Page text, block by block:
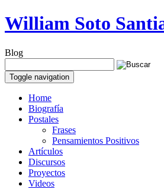
William Soto
Blog
Toggle navigation
Home
Biografía
Postales
Frases
Pensamientos Positivos
Artículos
Discursos
Proyectos
Videos